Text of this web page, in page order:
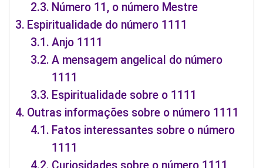
Número 11, o número Mestre
Espiritualidade do número 1111
Anjo 1111
A mensagem angelical do número
1111
Espiritualidade sobre o 1111
Outras informações sobre o número 1111
Fatos interessantes sobre o número
1111